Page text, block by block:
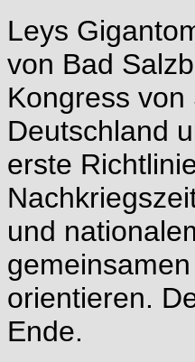
Leys
von Bad
Kongress
Deutschland
erste
und
orientieren.
Ende.